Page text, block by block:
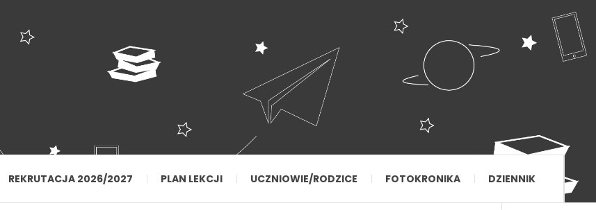
REKRUTACJA 2026/2027 PLAN LEKCJI UCZNIOWIE/RODZICE FOTOKRONIKA DZIENNIK